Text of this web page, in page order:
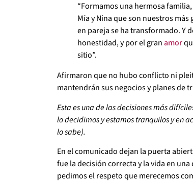
“Formamos una hermosa
Mía y Nina que son nuestros
en pareja se ha transformado. Y
honestidad, y por el granamor
sitio”.
Afirmaron que no hubo conflicto ni
mantendrán sus negocios y planes de
Esta es una de las decisiones más
lo decidimos y estamos tranquilos y en
lo sabe).
En el comunicado dejan la puerta
fue la decisión correcta y la vida en
pedimos el respeto que merecemos